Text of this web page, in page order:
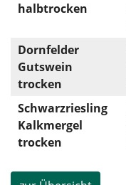
halbtrocken
Dornfelder
Gutswein
trocken
Schwarzriesling
Kalkmergel
trocken